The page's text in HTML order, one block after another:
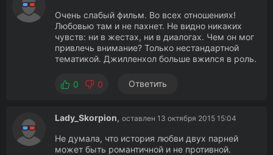
Очень слабый фильм. Во всех отношениях!
Любовью там и не пахнет. Не видно никаких
чувств: ни в жестах, ни в диалогах. Чем он мог
привлечь внимание? Только нестандартной
тематикой. Джилленхол больше вжился в роль.
0 0 Ответить
Lady_Skorpion, оставлен 13 октября 2015 15:04
Не думала, что история любви двух парней
может быть романтичной и не противной.